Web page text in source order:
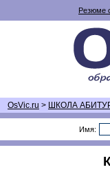
Резюме
OsVic.ru > ШКОЛА
Имя: